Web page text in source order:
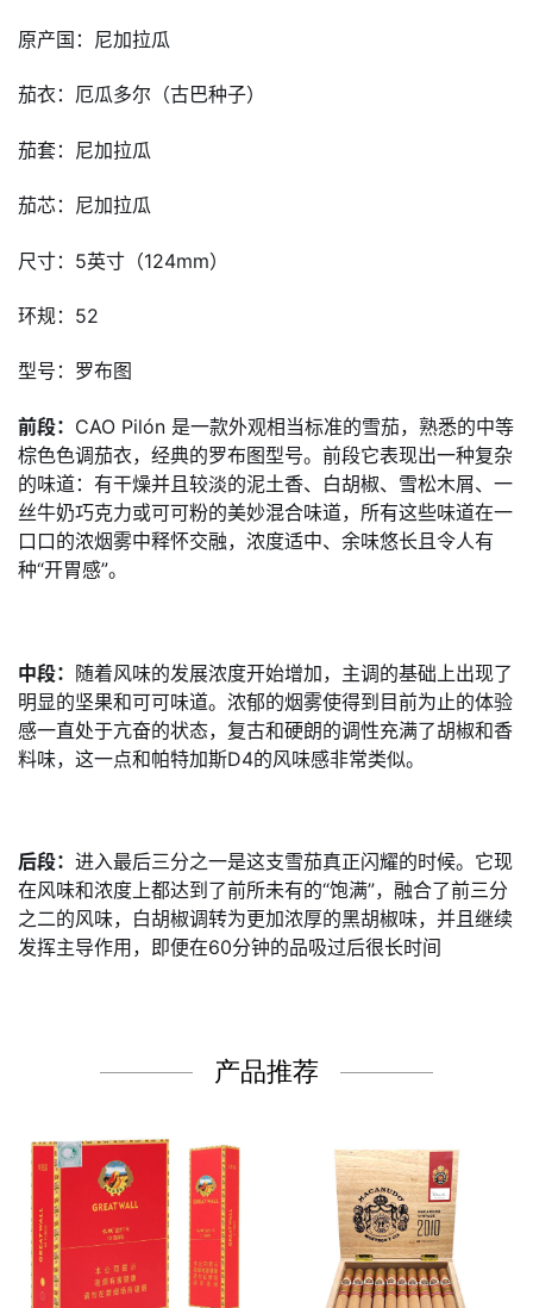
原产国：尼加拉瓜
茄衣：厄瓜多尔（古巴种子）
茄套：尼加拉瓜
茄芯：尼加拉瓜
尺寸：5英寸（124mm）
环规：52
型号：罗布图
前段： CAO Pilón 是一款外观相当标准的雪茄，熟悉的中等
棕色色调茄衣，经典的罗布图型号。前段它表现出一种复杂
的味道：有干燥并且较淡的泥土香、白胡椒、雪松木屑、一
丝牛奶巧克力或可可粉的美妙混合味道，所有这些味道在一
口口的浓烟雾中释怀交融，浓度适中、余味悠长且令人有
种“开胃感”。
中段： 随着风味的发展浓度开始增加，主调的基础上出现了
明显的坚果和可可味道。浓郁的烟雾使得到目前为止的体验
感一直处于亢奋的状态，复古和硬朗的调性充满了胡椒和香
料味，这一点和帕特加斯D4的风味感非常类似。
后段： 进入最后三分之一是这支雪茄真正闪耀的时候。它现
在风味和浓度上都达到了前所未有的“饱满”，融合了前三分
之二的风味，白胡椒调转为更加浓厚的黑胡椒味，并且继续
发挥主导作用，即便在60分钟的品吸过后很长时间
产品推荐